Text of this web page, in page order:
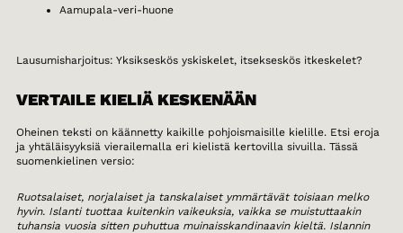
Aamupala-veri-huone
Lausumisharjoitus: Yksikseskös yskiskelet, itsekseskös itkeskelet?
VERTAILE KIELIÄ KESKENÄÄN
Oheinen teksti on käännetty kaikille pohjoismaisille kielille. Etsi eroja
ja yhtäläisyyksiä vierailemalla eri kielistä kertovilla sivuilla. Tässä
suomenkielinen versio:
Ruotsalaiset, norjalaiset ja tanskalaiset ymmärtävät toisiaan melko
hyvin. Islanti tuottaa kuitenkin vaikeuksia, vaikka se muistuttaakin
tuhansia vuosia sitten puhuttua muinaisskandinaavin kieltä. Islannin